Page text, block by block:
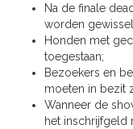
Na de finale
worden
Honden met
toegestaan;
Bezoekers en
moeten in bezit
Wanneer de
het inschrijfgeld